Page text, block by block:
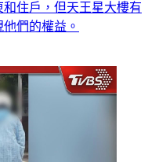
住戶，但天王星大樓有
們的權益。